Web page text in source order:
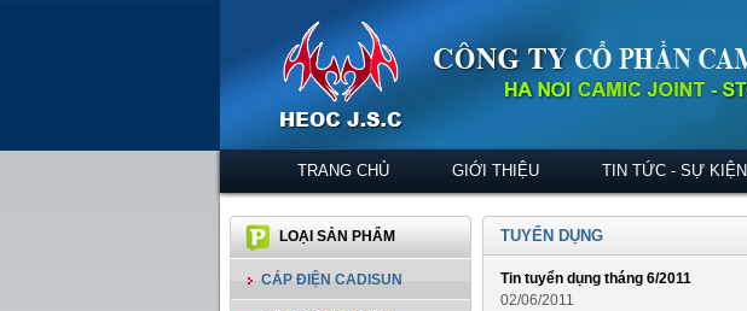
TRANG CHỦ GIỚI THIỆU TIN TỨC - SỰ KIỆN
LOẠI SẢN PHẨM
CÁP ĐIỆN CADISUN
TUYỂN DỤNG
Tin tuyển dụng tháng 6/2011
02/06/2011